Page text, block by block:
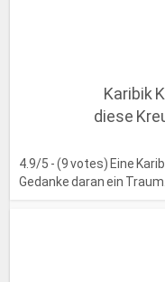
Karibik
diese
4.9/5 - (9 votes) Eine
Gedanke daran ein Traum...